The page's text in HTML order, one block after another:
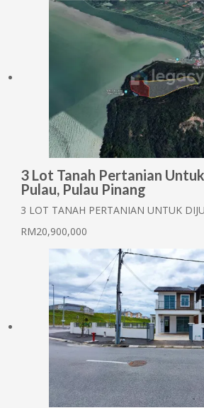
3 Lot Tanah Pertanian
Pulau, Pulau Pinang
3 LOT TANAH PERTANIAN UNTUK
RM20,900,000